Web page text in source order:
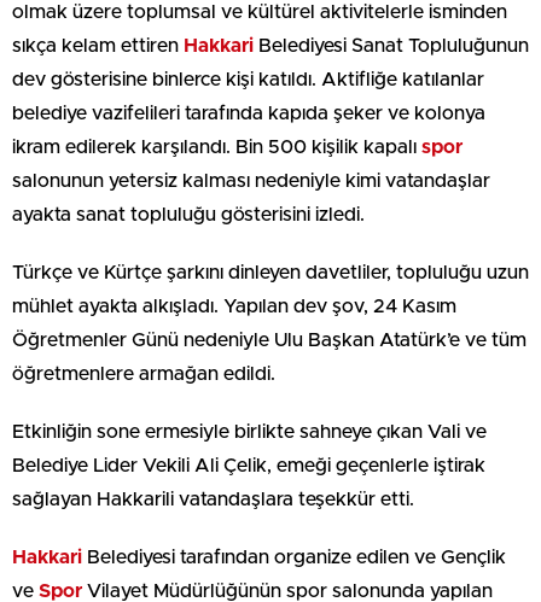
olmak üzere toplumsal ve kültürel aktivitelerle isminden
sıkça kelam ettiren Hakkari Belediyesi Sanat Topluluğunun
dev gösterisine binlerce kişi katıldı. Aktifliğe katılanlar
belediye vazifelileri tarafında kapıda şeker ve kolonya
ikram edilerek karşılandı. Bin 500 kişilik kapalı spor
salonunun yetersiz kalması nedeniyle kimi vatandaşlar
ayakta sanat topluluğu gösterisini izledi.
Türkçe ve Kürtçe şarkını dinleyen davetliler, topluluğu uzun
mühlet ayakta alkışladı. Yapılan dev şov, 24 Kasım
Öğretmenler Günü nedeniyle Ulu Başkan Atatürk’e ve tüm
öğretmenlere armağan edildi.
Etkinliğin sone ermesiyle birlikte sahneye çıkan Vali ve
Belediye Lider Vekili Ali Çelik, emeği geçenlerle iştirak
sağlayan Hakkarili vatandaşlara teşekkür etti.
Hakkari Belediyesi tarafından organize edilen ve Gençlik
ve Spor Vilayet Müdürlüğünün spor salonunda yapılan